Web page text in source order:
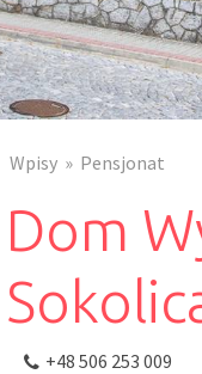
Wpisy Pensjonat
Dom
+48 506 253 009